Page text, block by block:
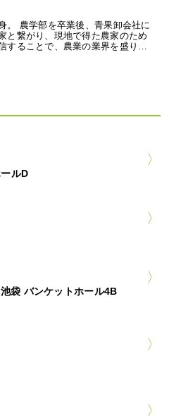
。 農学部を卒業後、青果卸会社に
と繋がり、現地で得た農家のため
することで、農業の業界を盛り…
ルD
袋 バンケットホール4B